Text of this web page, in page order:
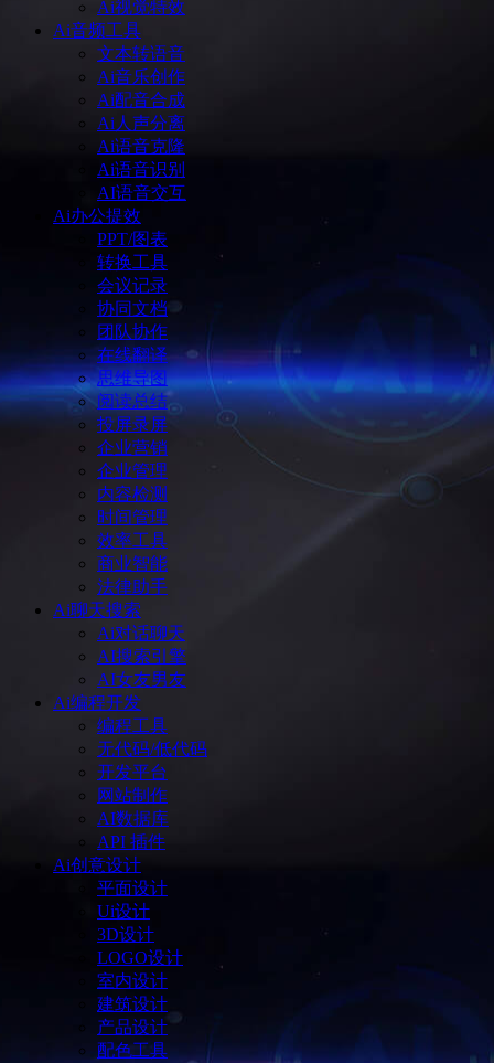
Ai视觉特效
Ai音频工具
文本转语音
Ai音乐创作
Ai配音合成
Ai人声分离
Ai语音克隆
Ai语音识别
AI语音交互
Ai办公提效
PPT/图表
转换工具
会议记录
协同文档
团队协作
在线翻译
思维导图
阅读总结
投屏录屏
企业营销
企业管理
内容检测
时间管理
效率工具
商业智能
法律助手
Ai聊天搜索
Ai对话聊天
AI搜索引擎
AI女友男友
Ai编程开发
编程工具
无代码/低代码
开发平台
网站制作
AI数据库
API 插件
Ai创意设计
平面设计
Ui设计
3D设计
LOGO设计
室内设计
建筑设计
产品设计
配色工具